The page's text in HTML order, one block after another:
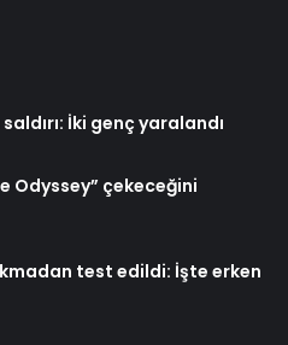
İki genç yaralandı
Odyssey” çekeceğini
test edildi: İşte erken